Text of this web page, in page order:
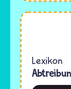
Allgemein
Lexikon